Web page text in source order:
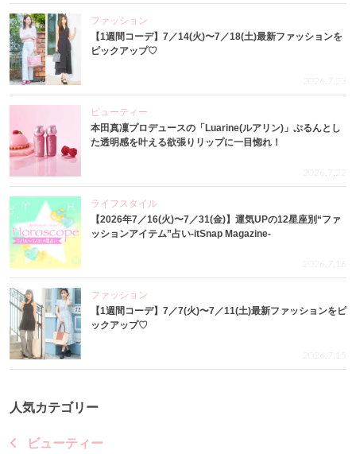
ファッション
【1週間コーデ】7／14(火)〜7／18(土)最新ファッションを
ピックアップ♡
2026.7.23
ビューティー
本田真凜プロデュースの「Luarine(ルアリン)」ぷるんとし
た透明感を叶える欲張りリップに一目惚れ！
2026.7.22
ライフスタイル
【2026年7／16(火)〜7／31(金)】運気UPの12星座別“ファ
ッションアイテム”占い-itSnap Magazine-
2026.7.16
ファッション
【1週間コーデ】7／7(火)〜7／11(土)最新ファッションをピ
ックアップ♡
2026.7.15
人気カテゴリー
ビューティー